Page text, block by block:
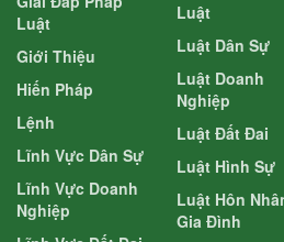
Luật
Giới Thiệu
Hiến Pháp
Lệnh
Lĩnh Vực Dân Sự
Lĩnh Vực Doanh
Nghiệp
Luật
Luật Dân Sự
Luật Doanh
Nghiệp
Luật Đất Đai
Luật Hình Sự
Luật Hôn
Gia Đình